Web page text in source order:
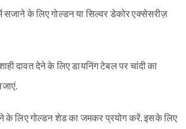
सजाने के लिए गोल्डन या सिल्वर डेकोर एक्सेसरीज़
दावत देने के लिए डायनिंग टेबल पर चांदी का
के लिए गोल्डन शेड का जमकर प्रयोग करें. इसके लिए